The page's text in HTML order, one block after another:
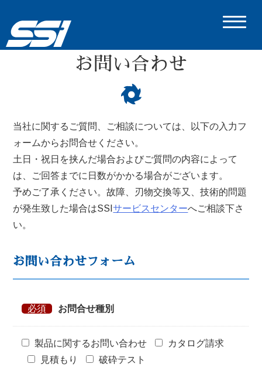
お問い合わせ
当社に関するご質問、ご相談については、以下の入力フ
ォームからお問合せください。
土日・祝日を挟んだ場合およびご質問の内容によって
は、ご回答までに日数がかかる場合がございます。
予めご了承ください。故障、刃物交換等又、技術的問題
が発生致した場合はSSIサービスセンターへご相談下さ
い。
お問い合わせフォーム
必須 お問合せ種別
製品に関するお問い合わせ
カタログ請求
見積もり
破砕テスト